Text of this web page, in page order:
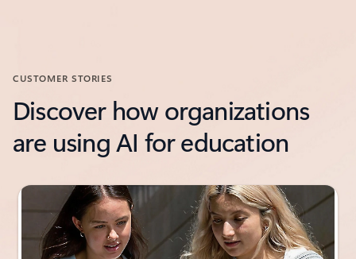
CUSTOMER STORIES
Discover how organizations
are using AI for education